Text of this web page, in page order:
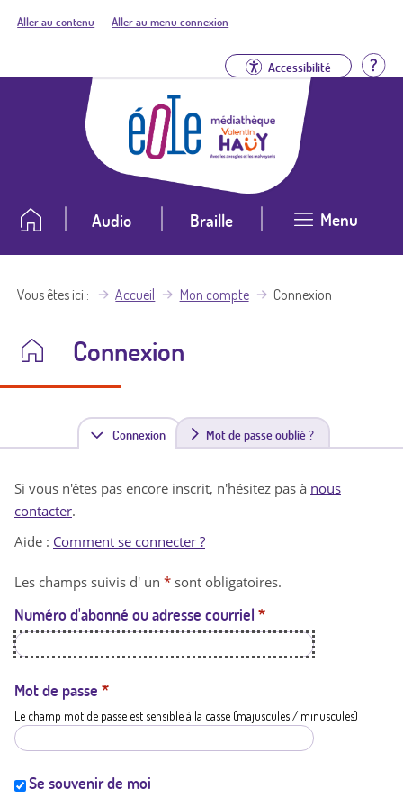
Aller au contenu Aller au menu connexion
Accessibilité
Audio Braille Menu
Vous êtes ici Accueil Mon compte Connexion
Connexion
Connexion(
n
t
a
t
i
Mot de passe oublié ?
Si vous n'êtes pas encore inscrit, n'hésitez pas à nous
contacter.
Aide : Comment se connecter ?
Les champs suivis d' un * sont obligatoires.
Numéro d'abonné ou adresse courriel *
Mot de passe *
Le champ mot de passe est sensible à la casse (majuscules / minuscules)
Se souvenir de moi